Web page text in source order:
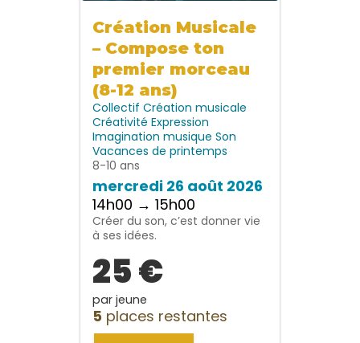
Création Musicale
– Compose ton
premier morceau
(8-12 ans)
Collectif Création musicale
Créativité Expression
Imagination musique Son
Vacances de printemps
8-10 ans
mercredi 26 août 2026
14h00 → 15h00
Créer du son, c’est donner vie
à ses idées.
25 €
par jeune
5 places restantes